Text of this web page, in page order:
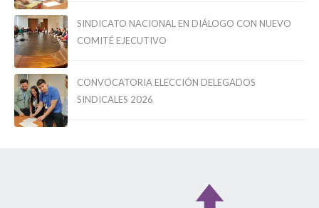
SINDICATO NACIONAL EN DIÁLOGO CON NUEVO
COMITÉ EJECUTIVO
CONVOCATORIA ELECCIÓN DELEGADOS
SINDICALES 2026